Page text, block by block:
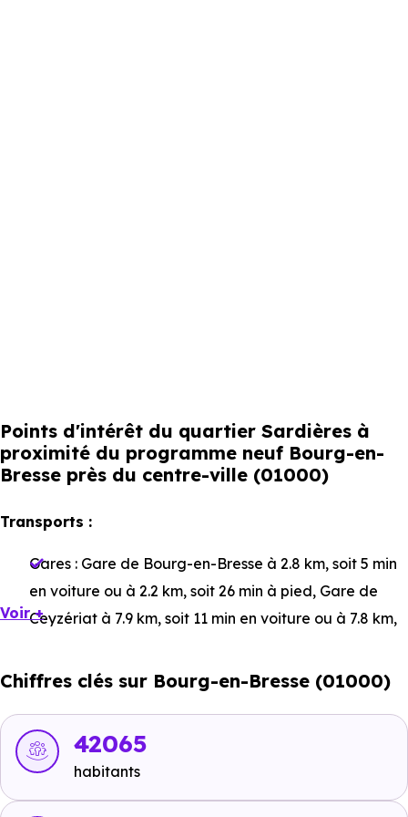
Points d'intérêt du quartier Sardières à
proximité du programme neuf Bourg-en-
Bresse près du centre-ville (01000)
Transports :
Gares : Gare de Bourg-en-Bresse à 2.8 km, soit 5 min
en voiture ou à 2.2 km, soit 26 min à pied, Gare de
Ceyzériat à 7.9 km, soit 11 min en voiture ou à 7.8 km,
soit 14 min en voiture ou à 10.9 km, soit 2h 11 min à
Bus :
Ligne 3 : Baudières
ou à 32 m, soit 0 min à pied
Voir +
Chiffres clés sur Bourg-en-Bresse (01000)
42065
habitants